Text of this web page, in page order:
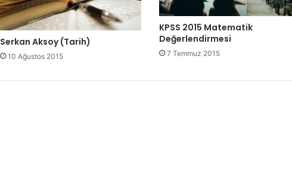
Serkan Aksoy (Tarih)
10 Ağustos 2015
KPSS 2015 Matematik
Değerlendirmesi
7 Temmuz 2015